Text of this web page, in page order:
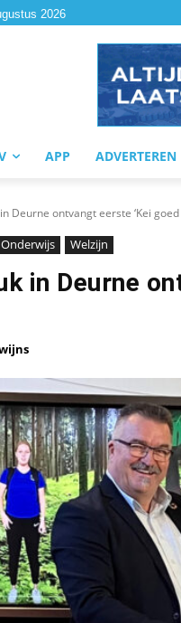
2026
APP ADVERTEREN
Deurne ontvangt eerste ‘Kei goed
Onderwijs Welzijn
in Deurne